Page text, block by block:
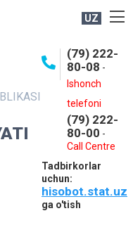
UZ
(79) 222-
80-08 -
Ishonch
telefoni
(79) 222-
80-00 -
Call Centre
Tadbirkorlar
uchun:
hisobot.stat.uz
ga o'tish